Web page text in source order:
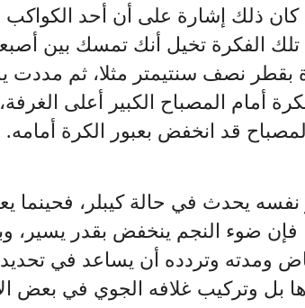
كان ذلك إشارة على أن أحد الكواكب
تلك الفكرة تخيل أنك تمسك بين
بقطر نصف سنتيمتر مثلا، ثم مددت
أمام المصباح الكبير أعلى
قد انخفض بعبور الكرة أمامه.
نفسه يحدث في حالة كيبلر، فحينما
فإن ضوء النجم ينخفض بقدر يسير،
ومدته وتردده أن يساعد في
بل وتركيب غلافه الجوي في بعض